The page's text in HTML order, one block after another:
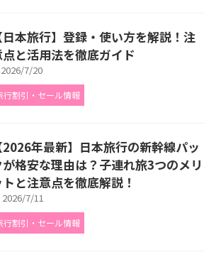
日本旅行】登録・使い方を解説！注
と活用法を徹底ガイド
2026/7/20
行割引・セール情報
2026年最新】日本旅行の新幹線パッ
が格安な理由は？子連れ旅3つのメリ
トと注意点を徹底解説！
2026/7/11
行割引・セール情報